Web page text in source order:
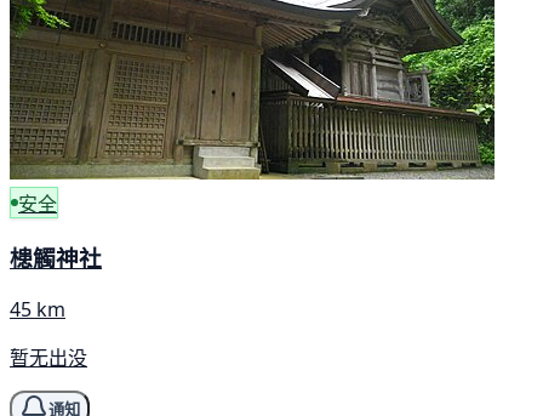
安全
槵觸神社
45 km
暂无出没
通知